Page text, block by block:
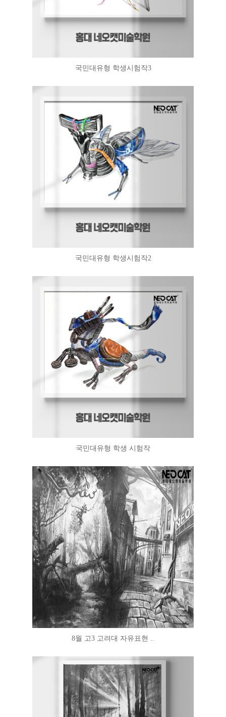
국민대유형 학생시험작3
국민대유형 학생시험작2
국민대유형 학생 시험작
8월 고3 고려대 자유표현 ..